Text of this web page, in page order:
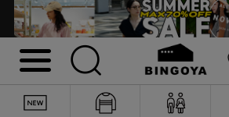
詳細検索